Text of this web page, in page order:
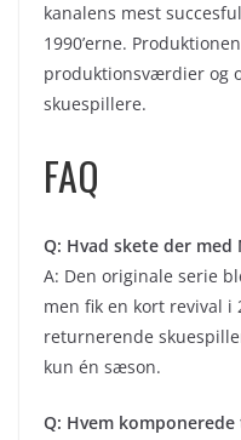
kanalens mest
1990’erne.
produktionsværdier og
skuespillere.
FAQ
Q: Hvad skete der med
A: Den originale serie
men fik en kort revival i
returnerende
kun én sæson.
Q: Hvem